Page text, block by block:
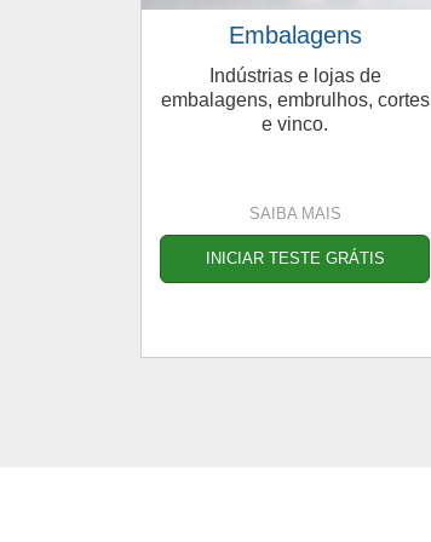
Embalagens
Indústrias e lojas de
embalagens, embrulhos, cortes
e vinco.
SAIBA MAIS
INICIAR TESTE GRÁTIS